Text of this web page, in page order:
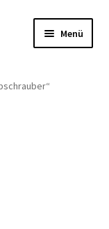
Menü